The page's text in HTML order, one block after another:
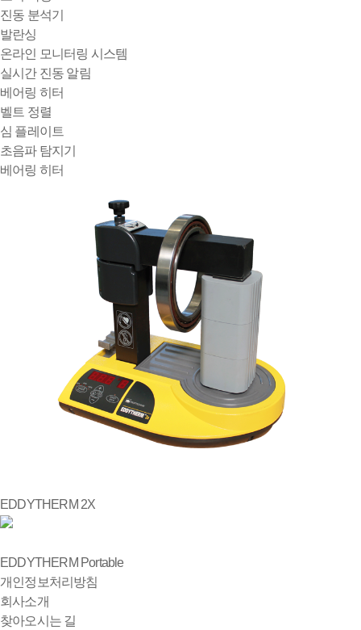
진동 분석기
발란싱
온라인 모니터링 시스템
실시간 진동 알림
베어링 히터
벨트 정렬
심 플레이트
초음파 탐지기
베어링 히터
EDDYTHERM 2X
EDDYTHERM Portable
개인정보처리방침
회사소개
찾아오시는 길